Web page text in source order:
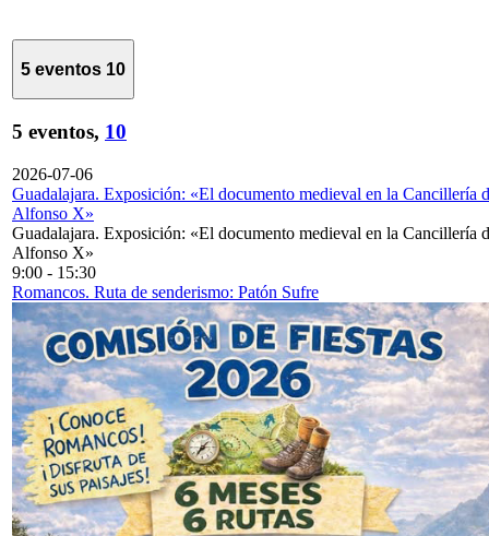
5 eventos 10
5 eventos, 10
2026-07-06
Guadalajara. Exposición: «El documento medieval en la Cancillería
Alfonso X»
Guadalajara. Exposición: «El documento medieval en la Cancillería
Alfonso X»
9:00 - 15:30
Romancos. Ruta de senderismo: Patón Sufre